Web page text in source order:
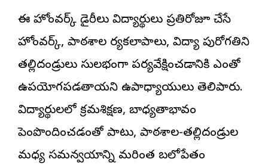
ఈ హోంవర్క్ డైరీలు విద్యార్థులు ప్రతిరోజూ చేసే
హోంవర్క్, పాఠశాల కార్యకలాపాలు, విద్యా పురోగతిని
తల్లిదండ్రులు సులభంగా పర్యవేక్షించడానికి ఎంతో
ఉపయోగపడతాయని ఉపాధ్యాయులు తెలిపారు.
విద్యార్థులలో క్రమశిక్షణ, బాధ్యతాభావం
పెంపొందించడంతో పాటు, పాఠశాల-తల్లిదండ్రుల
మధ్య సమన్వయాన్ని మరింత బలోపేతం